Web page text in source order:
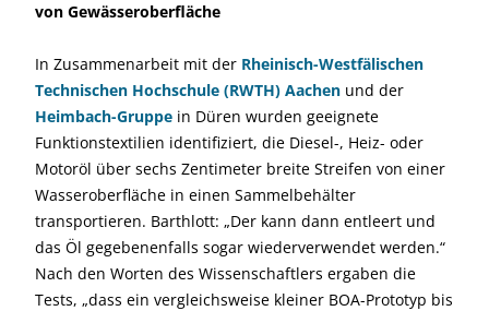
von Gewässeroberfläche
In Zusammenarbeit mit der Rheinisch-Westfälischen
Technischen Hochschule (RWTH) Aachen und der
Heimbach-Gruppe in Düren wurden geeignete
Funktionstextilien identifiziert, die Diesel-, Heiz- oder
Motoröl über sechs Zentimeter breite Streifen von einer
Wasseroberfläche in einen Sammelbehälter
transportieren. Barthlott: „Der kann dann entleert und
das Öl gegebenenfalls sogar wiederverwendet werden.“
Nach den Worten des Wissenschaftlers ergaben die
Tests, „dass ein vergleichsweise kleiner BOA-Prototyp bis